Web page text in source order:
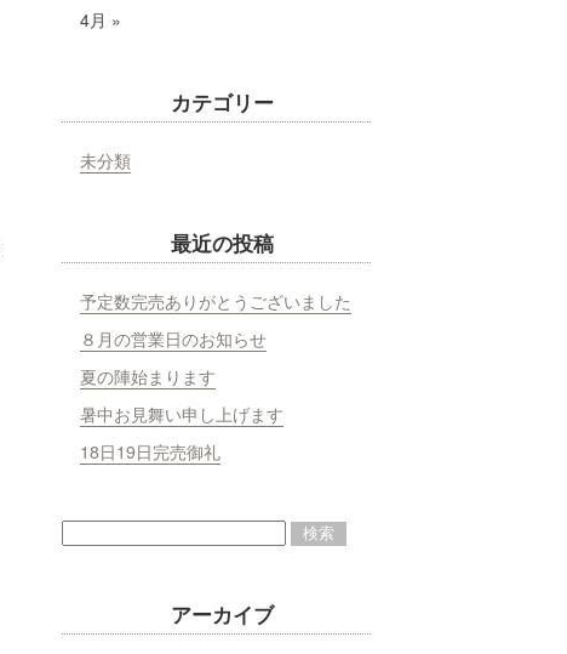
4月 »
カテゴリー
未分類
最近の投稿
予定数完売ありがとうございました
８月の営業日のお知らせ
夏の陣始まります
暑中お見舞い申し上げます
18日19日完売御礼
アーカイブ